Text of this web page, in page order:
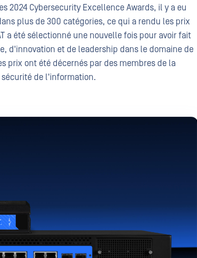
2024 Cybersecurity Excellence Awards, il y a eu
plus de 300 catégories, ce qui a rendu les prix
a été sélectionné une nouvelle fois pour avoir fait
d'innovation et de leadership dans le domaine de
prix ont été décernés par des membres de la
de l'information.